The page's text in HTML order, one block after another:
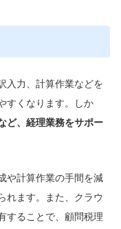
入力、計算作業などを
すくなります。しか
ど、経理業務をサポー
や計算作業の手間を減
れます。また、クラウ
することで、顧問税理